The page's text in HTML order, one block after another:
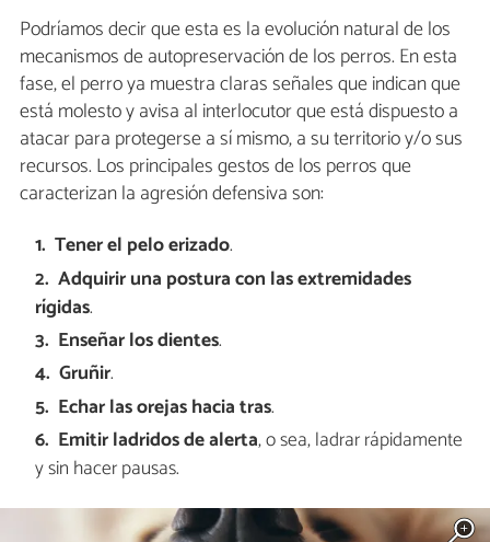
Podríamos decir que esta es la evolución natural de los
mecanismos de autopreservación de los perros. En esta
fase, el perro ya muestra claras señales que indican que
está molesto y avisa al interlocutor que está dispuesto a
atacar para protegerse a sí mismo, a su territorio y/o sus
recursos. Los principales gestos de los perros que
caracterizan la agresión defensiva son:
Tener el pelo erizado.
Adquirir una postura con las extremidades
rígidas.
Enseñar los dientes.
Gruñir.
Echar las orejas hacia tras.
Emitir ladridos de alerta, o sea, ladrar rápidamente
y sin hacer pausas.